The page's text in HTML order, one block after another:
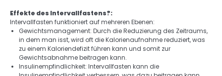
Effekte des Intervallfastens?:
Intervallfasten funktioniert auf mehreren Ebenen:
Gewichtsmanagement: Durch die Reduzierung des Zeitraums,
in dem man isst, wird oft die Kalorienaufnahme reduziert, was
zu einem Kaloriendefizit führen kann und somit zur
Gewichtsabnahme beitragen kann.
Insulinempfindlichkeit: Intervallfasten kann die